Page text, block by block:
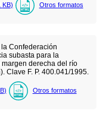
KB) Otros formatos
Confederación
subasta para la
derecha del río
Clave F. P. 400.041/1995.
) Otros formatos